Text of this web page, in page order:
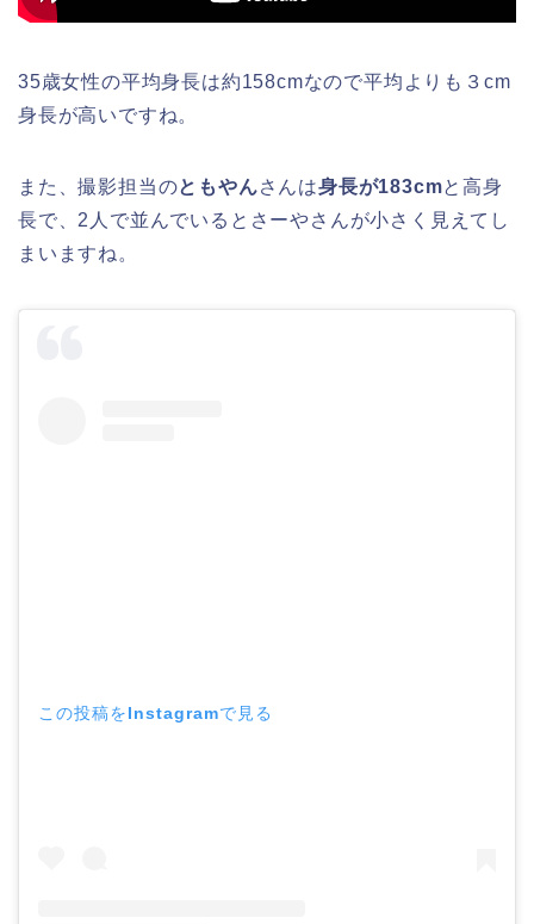
35歳女性の平均身長は約158cmなので平均よりも３cm
身長が高いですね。
また、撮影担当のともやんさんは身長が183cmと高身
長で、2人で並んでいるとさーやさんが小さく見えてし
まいますね。
この投稿をInstagramで見る